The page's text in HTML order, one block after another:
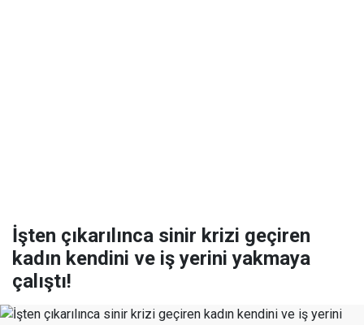
İşten çıkarılınca sinir krizi geçiren
kadın kendini ve iş yerini yakmaya
çalıştı!